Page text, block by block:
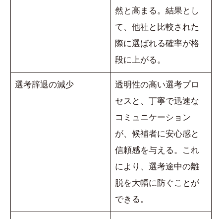
然と高まる。結果とし
て、他社と比較された
際に選ばれる確率が格
段に上がる。
選考辞退の減少
透明性の高い選考プロ
セスと、丁寧で迅速な
コミュニケーション
が、候補者に安心感と
信頼感を与える。これ
により、選考途中の離
脱を大幅に防ぐことが
できる。